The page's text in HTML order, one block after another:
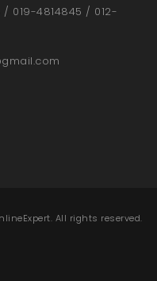
/ 019-4814845 / 012-
com
. All rights reserved.